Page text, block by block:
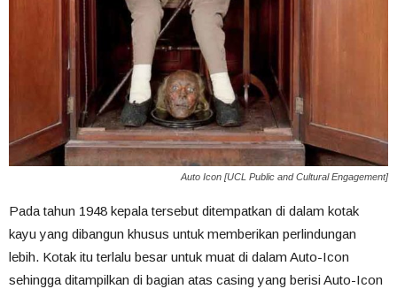
Auto Icon [UCL Public and Cultural Engagement]
Pada tahun 1948 kepala tersebut ditempatkan di dalam kotak
kayu yang dibangun khusus untuk memberikan perlindungan
lebih. Kotak itu terlalu besar untuk muat di dalam Auto-Icon
sehingga ditampilkan di bagian atas casing yang berisi Auto-Icon